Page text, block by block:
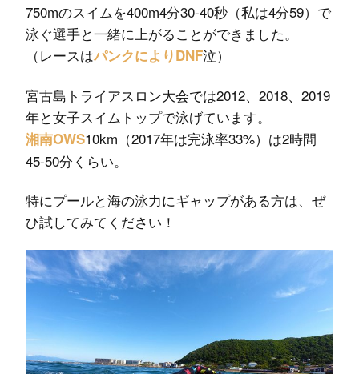
750mのスイムを400m4分30-40秒（私は4分59）で
泳ぐ選手と一緒に上がることができました。
（レースはパンクによりDNF泣）
宮古島トライアスロン大会では2012、2018、2019
年と女子スイムトップで泳げています。
湘南OWS10km（2017年は完泳率33%）は2時間
45-50分くらい。
特にプールと海の泳力にギャップがある方は、ぜ
ひ試してみてください！